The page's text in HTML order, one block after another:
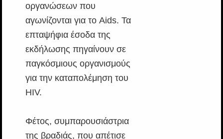
οργανώσεων που
αγωνίζονται για το Aids. Τα
επταψήφια έσοδα της
εκδήλωσης πηγαίνουν σε
παγκόσμιους οργανισμούς
για την καταπολέμηση του
HIV.
Φέτος, συμπαρουσιάστρια
της βραδιάς, που απέτισε